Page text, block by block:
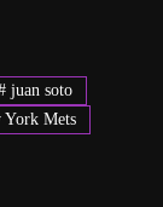
juan soto
York Mets